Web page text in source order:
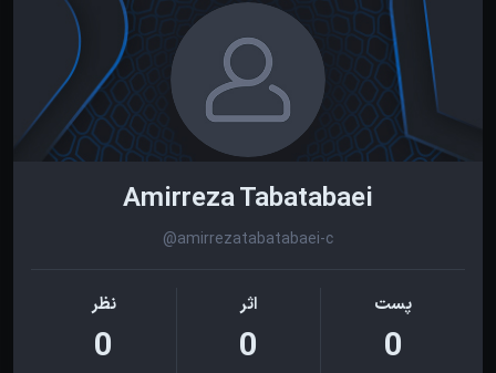
Amirreza Tabatabaei
@amirrezatabatabaei-c
پست
0
اثر
0
نظر
0